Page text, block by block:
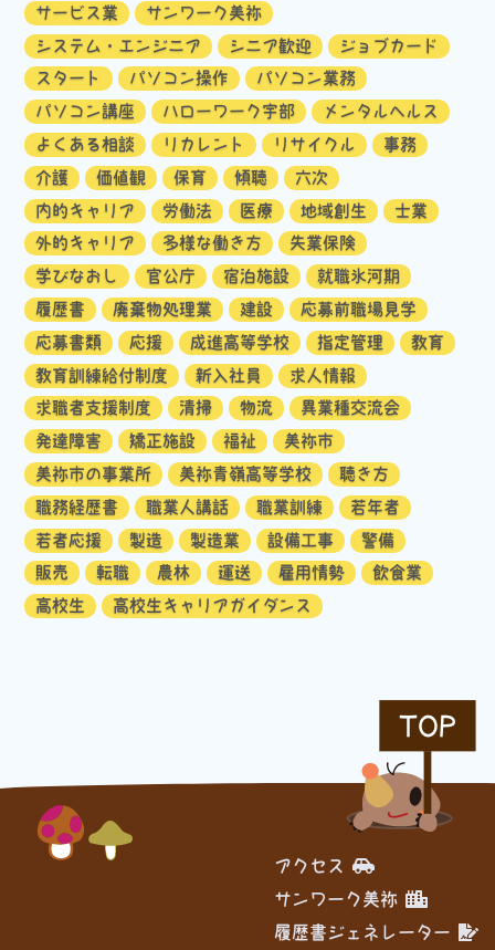
サービス業
サンワーク美祢
システム・エンジニア
シニア歓迎
ジョブカード
スタート
パソコン操作
パソコン業務
パソコン講座
ハローワーク宇部
メンタルヘルス
よくある相談
リカレント リサイクル
事務
介護
価値観 保育 傾聴
六次
内的キャリア
労働法 医療 地域創生
士業
外的キャリア
多様な働き方
失業保険
学びなおし
官公庁 宿泊施設
就職氷河期
履歴書
廃棄物処理業 建設
応募前職場見学
応募書類
応援 成進高等学校 指定管理
教育
教育訓練給付制度
新入社員
求人情報
求職者支援制度
清掃 物流
異業種交流会
発達障害
矯正施設 福祉
美祢市
美祢市の事業所
美祢青嶺高等学校
聴き方
職務経歴書
職業人講話 職業訓練
若年者
若者応援
製造 製造業 設備工事
警備
販売
転職 農林 運送 雇用情勢
飲食業
高校生
高校生キャリアガイダンス
TOP
アクセス
サンワーク美祢
履歴書ジェネレーター